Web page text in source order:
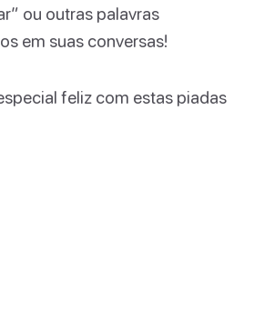
ou outras palavras
em suas conversas!
feliz com estas piadas